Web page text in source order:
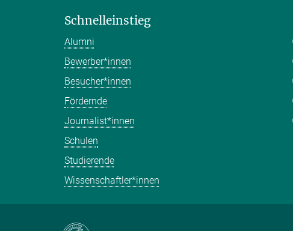
Schnelleinstieg
Alumni
Bewerber*innen
Besucher*innen
Fördernde
Journalist*innen
Schulen
Studierende
Wissenschaftler*innen